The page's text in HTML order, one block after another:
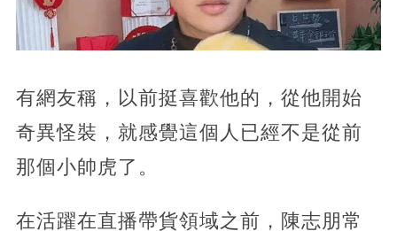
有網友稱，以前挺喜歡他的，從他開始
奇異怪裝，就感覺這個人已經不是從前
那個小帥虎了。
在活躍在直播帶貨領域之前，陳志朋常